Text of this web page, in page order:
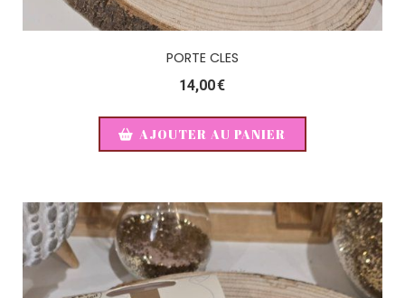
PORTE CLES
14,00€
AJOUTER AU PANIER